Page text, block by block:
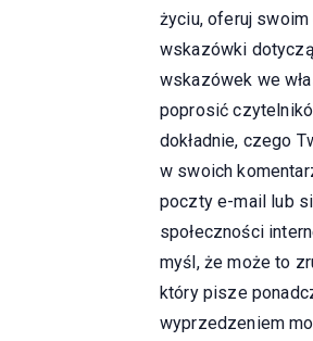
życiu, oferuj
wskazówki
wskazówek we
poprosić
dokładnie, czego
w swoich
poczty e-mail lub
społeczności
myśl, że może to
który pisze
wyprzedzeniem